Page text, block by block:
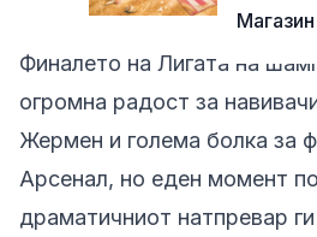
Магазин
Финалето на Лигата на
огромна радост за
Жермен и голема болка за
Арсенал, но еден момент
драматичниот натпревар